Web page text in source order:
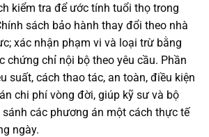
kiểm tra để ước tính tuổi thọ trong
sách bảo hành thay đổi theo nhà
xác nhận phạm vi và loại trừ bằng
chứng chỉ nội bộ theo yêu cầu. Phần
suất, cách thao tác, an toàn, điều kiện
chi phí vòng đời, giúp kỹ sư và bộ
các phương án một cách thực tế
ngày.